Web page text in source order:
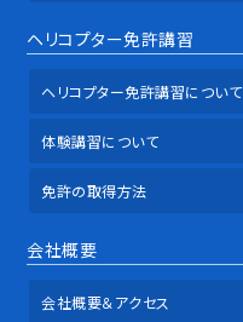
ヘリコプター免許講習
ヘリコプター免許講習について
体験講習について
免許の取得方法
会社概要
会社概要＆アクセス